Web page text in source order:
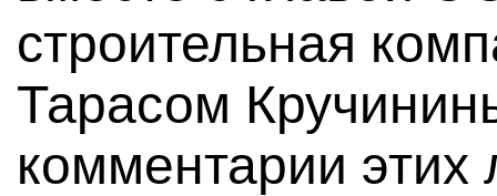
строительная
Тарасом
комментарии